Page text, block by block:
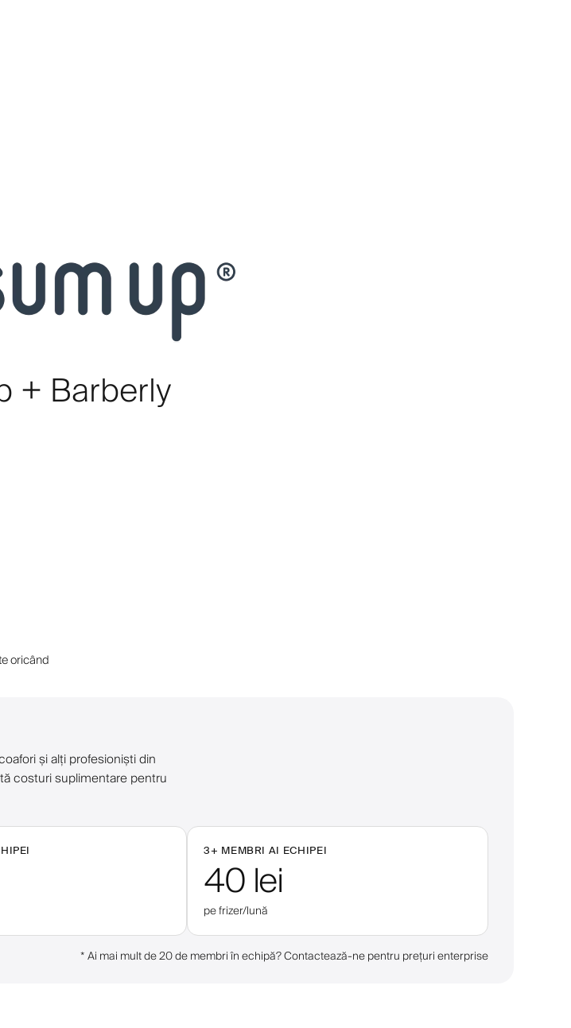
+ Barberly
oricând
și alți profesioniști din
costuri suplimentare pentru
3+ MEMBRI AI ECHIPEI
40 lei
pe frizer/lună
*Ai mai mult de 20 de membri în echipă? Contactează-ne pentru prețuri enterprise